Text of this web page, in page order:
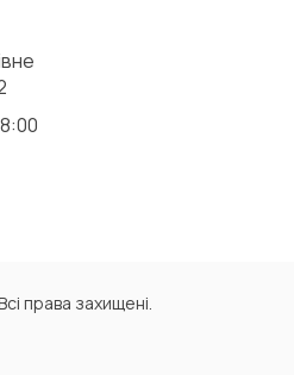
права захищені.